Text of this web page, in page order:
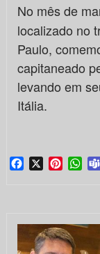
No mês de
localizado no
Paulo,
capitaneado
levando em
Itália.
Facebook
X